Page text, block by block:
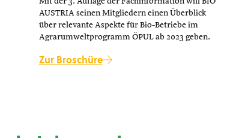
AUSTRIA seinen Mitgliedern einen Überblick
über relevante Aspekte für Bio-Betriebe im
Agrarumweltprogramm ÖPUL ab 2023 geben.
Zur Broschüre